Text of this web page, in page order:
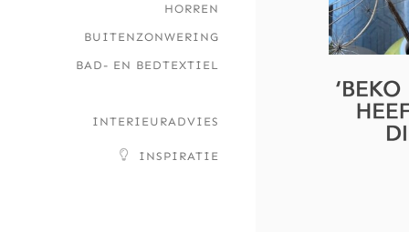
HORREN
BUITENZONWERING
BAD- EN BEDTEXTIEL
INTERIEURADVIES
INSPIRATIE